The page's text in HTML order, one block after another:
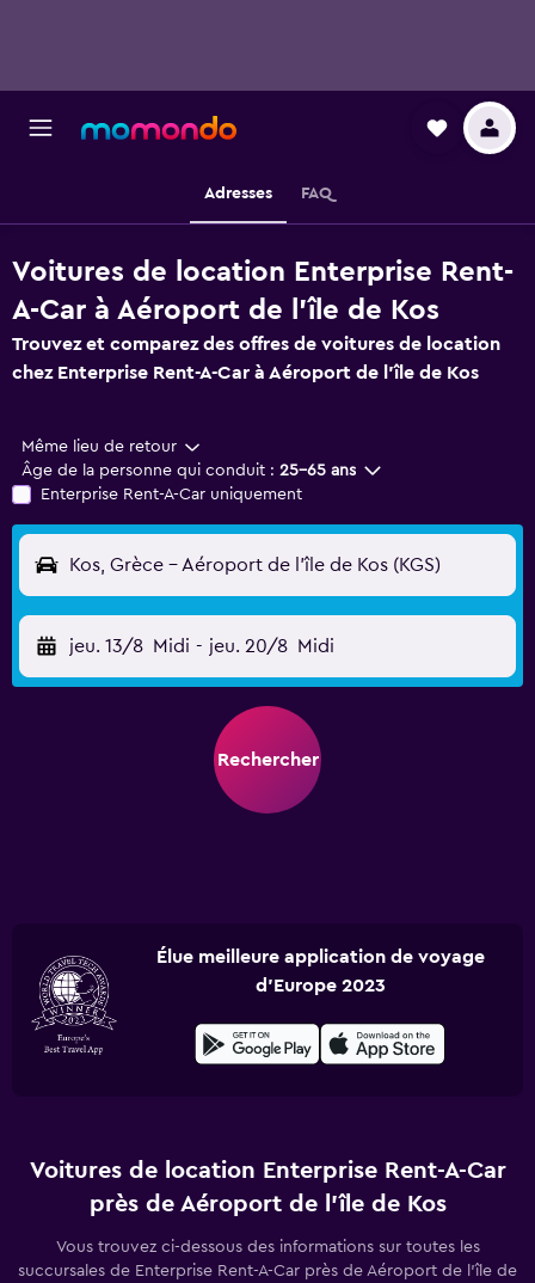
Adresses FAQ
Voitures de location Enterprise Rent-
A-Car à Aéroport de l'île de Kos
Trouvez et comparez des offres de voitures de location
chez Enterprise Rent-A-Car à Aéroport de l'île de Kos
Même lieu de retour
Âge de la personne qui conduit : 25-65 ans
Enterprise Rent-A-Car uniquement
Kos, Grèce - Aéroport de l'île de Kos (KGS)
jeu. 13/8 Midi - jeu. 20/8 Midi
Rechercher
Élue meilleure application de voyage
d'Europe 2023
Voitures de location Enterprise Rent-A-Car
près de Aéroport de l'île de Kos
Vous trouvez ci-dessous des informations sur toutes les
succursales de Enterprise Rent-A-Car près de Aéroport de l'île de